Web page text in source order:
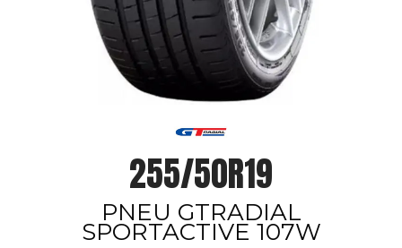
255/50R19
PNEU GTRADIAL
SPORTACTIVE 107W